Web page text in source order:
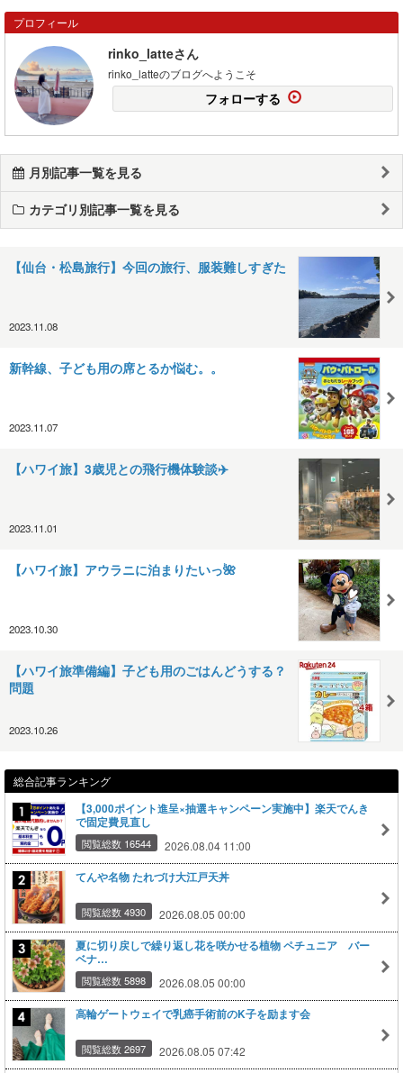
プロフィール
rinko_latteさん
rinko_latteのブログへようこそ
フォローする
月別記事一覧を見る
カテゴリ別記事一覧を見る
【仙台・松島旅行】今回の旅行、服装難しすぎた
2023.11.08
新幹線、子ども用の席とるか悩む。。
2023.11.07
【ハワイ旅】3歳児との飛行機体験談✈️
2023.11.01
【ハワイ旅】アウラニに泊まりたいっ🌺
2023.10.30
【ハワイ旅準備編】子ども用のごはんどうする？
問題
2023.10.26
総合記事ランキング
【3,000ポイント進呈×抽選キャンペーン実施中】楽天でんき
で固定費見直し
閲覧総数 16544 2026.08.04 11:00
てんや名物 たれづけ大江戸天丼
閲覧総数 4930 2026.08.05 00:00
夏に切り戻しで繰り返し花を咲かせる植物 ペチュニア バー
ベナ…
閲覧総数 5898 2026.08.05 00:00
高輪ゲートウェイで乳癌手術前のK子を励ます会
閲覧総数 2697 2026.08.05 07:42